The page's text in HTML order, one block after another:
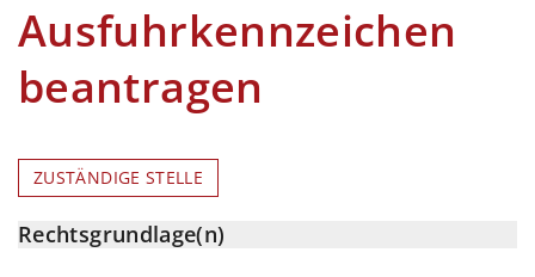
Ausfuhrkennzeichen
beantragen
ZUSTÄNDIGE STELLE
Rechtsgrundlage(n)